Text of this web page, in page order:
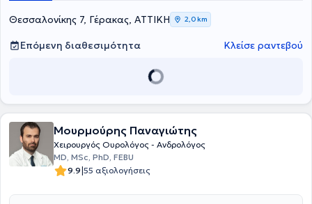
Θεσσαλονίκης 7, Γέρακας, ΑΤΤΙΚΗ 2,0 km
Επόμενη διαθεσιμότητα Κλείσε ραντεβού
Μουρμούρης Παναγιώτης
Χειρουργός Ουρολόγος - Ανδρολόγος
MD, MSc, PhD, FEBU
9.9|55 αξιολογήσεις